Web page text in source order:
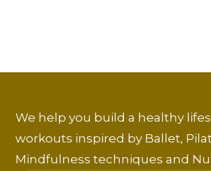
We help you build a healthy
workouts inspired by Ballet,
Mindfulness techniques and